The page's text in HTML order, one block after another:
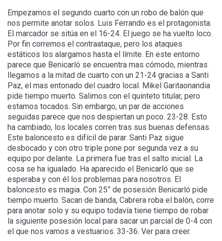
Empezamos el segundo cuarto con un robo de balón que
nos permite anotar solos. Luis Ferrando es el protagonista.
El marcador se sitúa en el 16-24. El juego se ha vuelto loco.
Por fin corremos el contraataque, pero los ataques
estáticos los alargamos hasta el límite. En este entorno
parece que Benicarló se encuentra mas cómodo, mientras
llegamos a la mitad de cuarto con un 21-24 gracias a Santi
Paz, el mas entonado del cuadro local. Mikel Garitaonandia
pide tiempo muerto. Salimos con el quinteto titular, pero
estamos tocados. Sin embargo, un par de acciones
seguidas parece que nos despiertan un poco. 23-28. Esto
ha cambiado, los locales corren tras sus buenas defensas.
Este baloncesto es difícil de parar. Santi Paz sigue
desbocado y con otro triple pone por segunda vez a su
equipo por delante. La primera fue tras el salto inicial. La
cosa se ha igualado. Ha aparecido el Benicarló que se
esperaba y con él los problemas para nosotros. El
baloncesto es magia. Con 25” de posesión Benicarló pide
tiempo muerto. Sacan de banda, Cabrera roba el balón, corre
para anotar solo y su equipo todavía tiene tiempo de robar
la siguiente posesión local para sacar un parcial de 0-4 con
el que nos vamos a vestuarios. 33-36. Ver para creer.